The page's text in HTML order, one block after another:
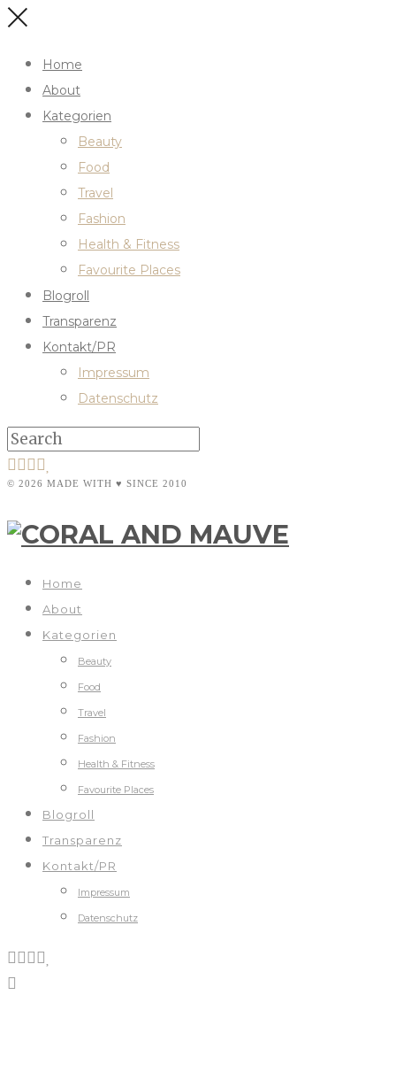
Home
About
Kategorien
Beauty
Food
Travel
Fashion
Health & Fitness
Favourite Places
Blogroll
Transparenz
Kontakt/PR
Impressum
Datenschutz
© 2026 MADE WITH ♥ SINCE 2010
Home
About
Kategorien
Beauty
Food
Travel
Fashion
Health & Fitness
Favourite Places
Blogroll
Transparenz
Kontakt/PR
Impressum
Datenschutz